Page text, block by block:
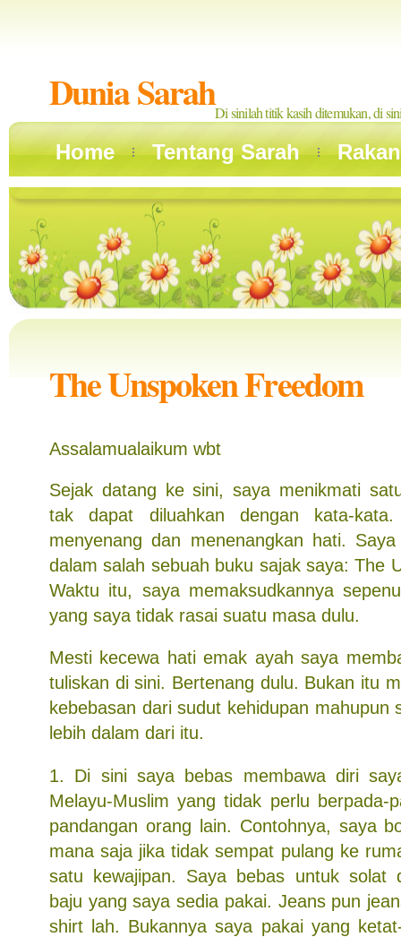
Dunia SarahDi sinilah titik kasih ditemukan, di
Home Tentang Sarah
The Unspoken Freedom
Assalamualaikum wbt
Sejak datang ke sini, saya menikmati
tak dapat diluahkan dengan kata-
menyenang dan menenangkan hati.
dalam salah sebuah buku sajak saya: The
Waktu itu, saya memaksudkannya
yang saya tidak rasai suatu masa dulu.
Mesti kecewa hati emak ayah saya
tuliskan di sini. Bertenang dulu. Bukan itu
kebebasan dari sudut kehidupan mahupun
lebih dalam dari itu.
1. Di sini saya bebas membawa diri
Melayu-Muslim yang tidak perlu berpada-
pandangan orang lain. Contohnya, saya
mana saja jika tidak sempat pulang ke
satu kewajipan. Saya bebas untuk solat
baju yang saya sedia pakai. Jeans pun
shirt lah. Bukannya saya pakai yang